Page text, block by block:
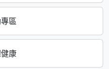
區
康